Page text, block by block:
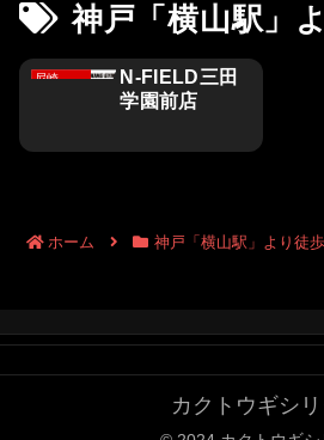
神戸「横山駅」
尼崎、西宮、芦屋、伊丹、宝塚、川西、三田市
N-FIELD三田
学園前店
ホーム 神戸「横山駅」より徒
カクトウギシリ